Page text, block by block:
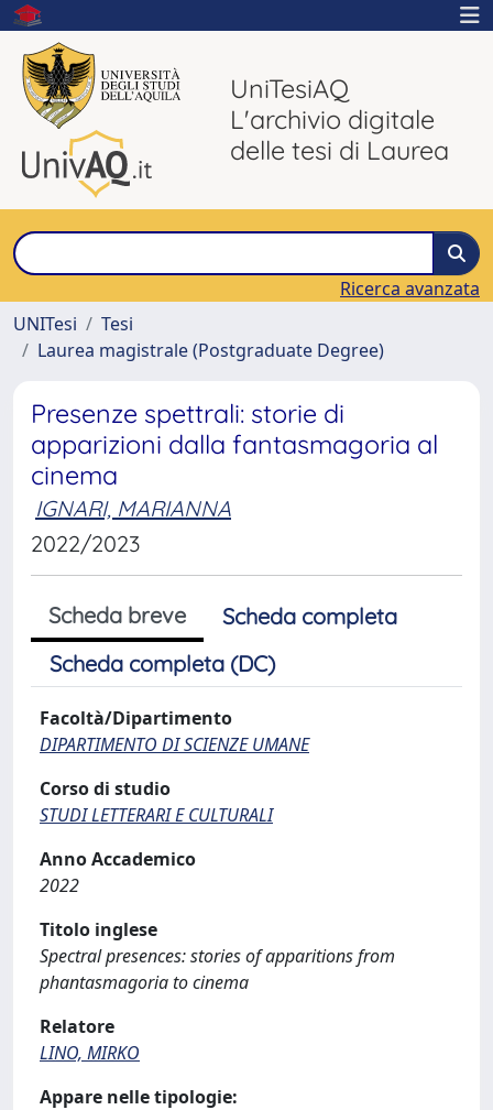
UniTesiAQ
L'archivio digitale
delle tesi di Laurea
Ricerca avanzata
UNITesi
Tesi
Laurea magistrale (Postgraduate Degree)
Presenze spettrali: storie di
apparizioni dalla fantasmagoria al
cinema
IGNARI, MARIANNA
2022/2023
Scheda breve
Scheda completa
Scheda completa (DC)
Facoltà/Dipartimento
DIPARTIMENTO DI SCIENZE UMANE
Corso di studio
STUDI LETTERARI E CULTURALI
Anno Accademico
2022
Titolo inglese
Spectral presences: stories of apparitions from
phantasmagoria to cinema
Relatore
LINO, MIRKO
Appare nelle tipologie: